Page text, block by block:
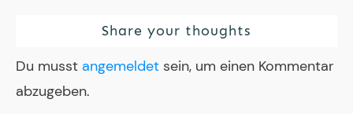
Share your thoughts
Du musst angemeldet sein, um einen Kommentar
abzugeben.